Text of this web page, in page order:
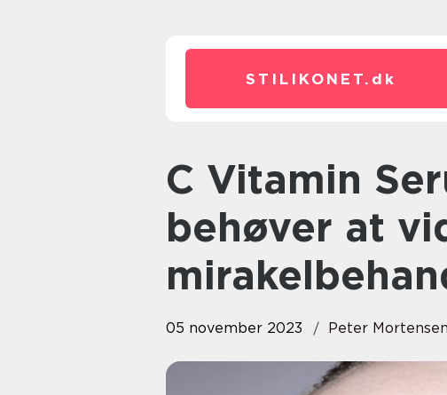
STILIKONET. dk
C Vitamin Serum – Alt, du
behøver at
05 november 2023 Peter Mortensen